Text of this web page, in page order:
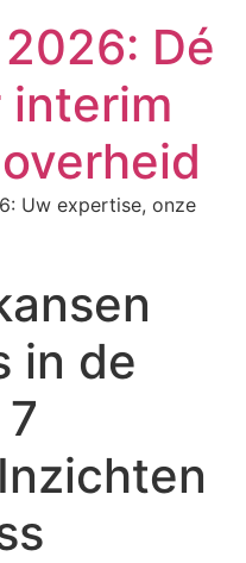
Dé
interim
Uw expertise, onze
in de